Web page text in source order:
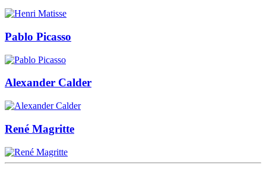
Pablo Picasso
Alexander Calder
René Magritte